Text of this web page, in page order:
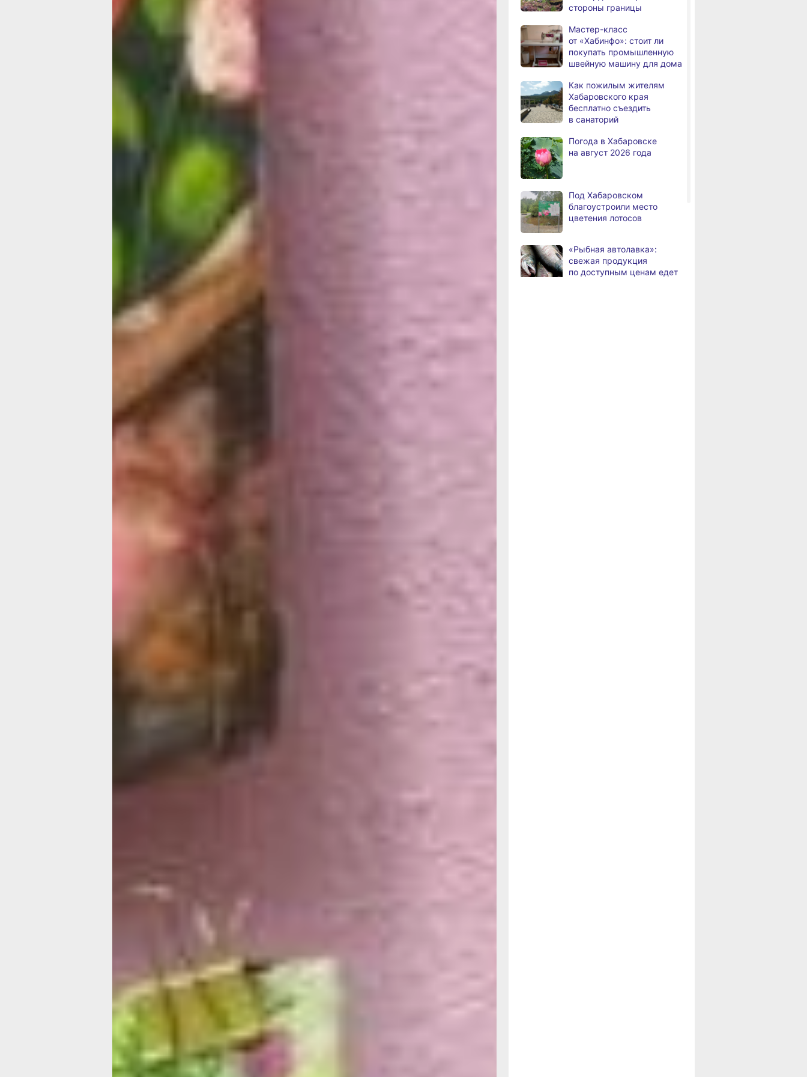
Тут нас ждал ещё один сюрприз — пицца
на целый противень. Накрывая на стол, Людмила
женщина. — Нашла красивую баночку, а дальше
дело рук и фантазии. Даже чашечку рядом
приспособила. Всем очень понравился мой образ.
Со мной фотографировались и просили
Оказалось, что по образованию наша творческая
дама специалист по машиностроению. В конце
80-х годов она закончила Хабаровский политех,
вышла замуж и уехала с мужем в Молдавию,
откуда сама родом. Но спустя пару лет семья,
уже с двумя детьми, вернулась обратно
в Хабаровск. Здесь Людмила устроилась
на завод «Дальэнергомаш», где 17 лет трудилась
в гальваническом чехе.
Кстати, именно из Молдавии она привезла свою
выбор в магазинах был небогатый, умение шить
себе одежду по журнальным выкройкам было
настоящим спасением. А заодно и возможностью
выделиться из толпы, создать свой неповторимый
После завода Людмила устроилась в автопарк,
где ещё 13 лет отработала кондуктором.
Интересно, что эта сложная и где-то даже
нервная работа ей даже нравилась.
«Есть люди, которые ругаются, кричат,
недовольны... не без этого. Но я к этому спокойно
отношусь. Я лучше улыбнусь человеку, сделаю
комплимент, извинюсь, если вдруг он считает,
сегодня
Всемирный день кошек
18:28,
вчера
В сёлах Хабаровского края
создают новые
пространства
вчера
площадки станут частью
обновлённого сквера
в Хабаровске
вчера
заканчивают ремонт дороги
Переяславка — Аргунское
16:51,
переедут в новые квартиры
в 2026 году
16:09,
лучших представителей
строительной отрасли
15:34,
Жители Хабаровского края
стороны границы
Мастер-класс
от «Хабинфо»: стоит ли
покупать промышленную
швейную машину для дома
Как пожилым жителям
Хабаровского края
бесплатно съездить
в санаторий
Погода в Хабаровске
на август 2026 года
Под Хабаровском
благоустроили место
цветения лотосов
«Рыбная автолавка»:
свежая продукция
по доступным ценам едет